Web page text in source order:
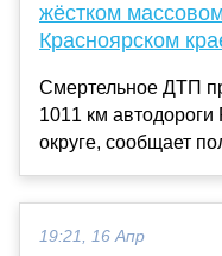
жёстком
Красноярском
Смертельное ДТП
1011 км
округе, сообщает
19:21, 16 Апр